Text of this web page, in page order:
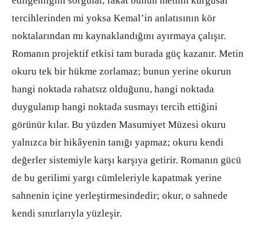
tercihlerinden mi yoksa Kemal’in anlatısının kör
noktalarından mı kaynaklandığını ayırmaya çalışır.
Romanın projektif etkisi tam burada güç kazanır. Metin
okuru tek bir hükme zorlamaz; bunun yerine okurun
hangi noktada rahatsız olduğunu, hangi noktada
duygulanıp hangi noktada susmayı tercih ettiğini
görünür kılar. Bu yüzden Masumiyet Müzesi okuru
yalnızca bir hikâyenin tanığı yapmaz; okuru kendi
değerler sistemiyle karşı karşıya getirir. Romanın gücü
de bu gerilimi yargı cümleleriyle kapatmak yerine
sahnenin içine yerleştirmesindedir; okur, o sahnede
kendi sınırlarıyla yüzleşir.